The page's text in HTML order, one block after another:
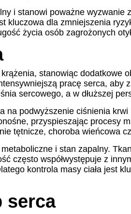
i stanowi poważne wyzwanie
dla zmniejszenia
życia osób zagrożonych
stanowiąc dodatkowe
pracę serca, aby
sercowego, a w dłuższej
na podwyższenie ciśnienia
przyspieszając procesy
tętnicze, choroba wieńcowa
i stan zapalny.
często współwystępuje z
kontrola masy ciała jest
serca